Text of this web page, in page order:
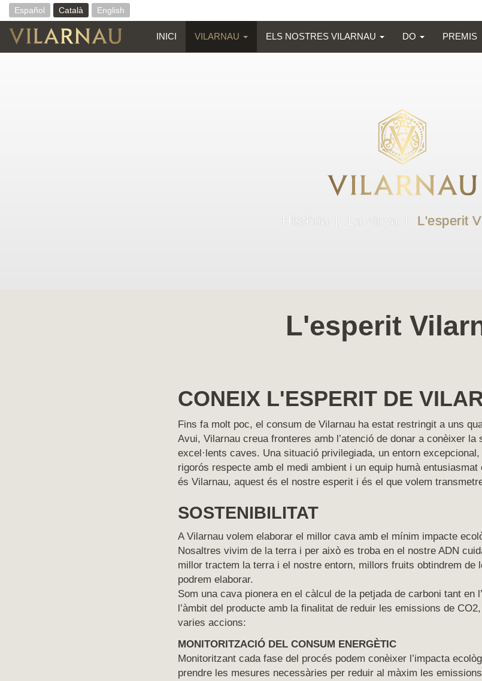
Español Català English
INICI VILARNAU ELS NOSTRES VILARNAU DO PREMIS
Història La vinya L'esperit
L'esperit
CONEIX L'ESPERIT DE
Fins fa molt poc, el consum de Vilarnau ha estat restringit a uns
Avui, Vilarnau creua fronteres amb l’atenció de donar a conèixer
excel·lents caves. Una situació privilegiada, un entorn
rigorós respecte amb el medi ambient i un equip humà
és Vilarnau, aquest és el nostre esperit i és el que volem
SOSTENIBILITAT
A Vilarnau volem elaborar el millor cava amb el mínim impacte
Nosaltres vivim de la terra i per això es troba en el nostre ADN
millor tractem la terra i el nostre entorn, millors fruits obtindrem de
podrem elaborar.
Som una cava pionera en el càlcul de la petjada de carboni tant en
l’àmbit del producte amb la finalitat de reduir les emissions de
varies accions:
MONITORITZACIÓ DEL CONSUM ENERGÈTIC
Monitoritzant cada fase del procés podem conèixer l’impacta
prendre les mesures necessàries per reduir al màxim les